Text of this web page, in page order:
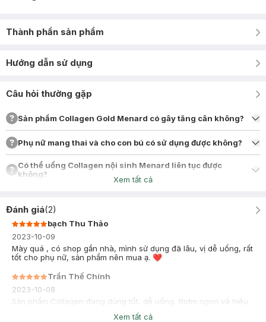
Thành phần sản phẩm
Hướng dẫn sử dụng
Câu hỏi thường gặp
Sản phẩm Collagen Gold Menard có gây tăng cân không?
Phụ nữ mang thai và cho con bú có sử dụng được không?
Có thể uống Collagen nội sinh Menard liên tục được
không?
Xem tất cả
Đánh giá(2)
bạch Thu Thảo
2023-10-09
Mày quá , có shop gần nhà, mình sử dụng đã lâu, vị dễ uống, rất
tốt cho phụ nữ, sản phẩm nên mua ạ. ❤️
Trần Thế Chính
2023-10-08
Sản phẩm Collagen đang dùng tốt, dễ uống, thơm ngon và hiệu
Xem tất cả